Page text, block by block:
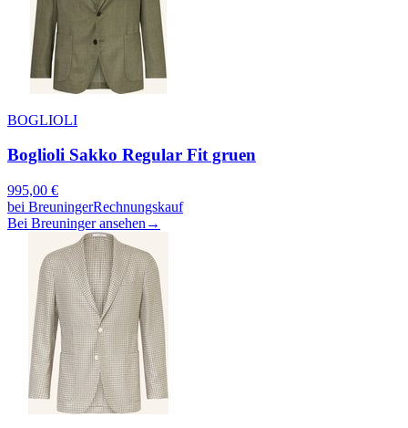
BOGLIOLI
Boglioli Sakko Regular Fit gruen
995,00 €
bei BreuningerRechnungskauf
Bei Breuninger ansehen →